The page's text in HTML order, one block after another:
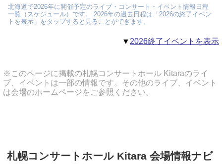
北海道で2026年に開催予定のライブ・コンサート・イベント情報日程
一覧（スケジュール）です。 2026年の過去日程は「2026の終了イベン
トを表示」をタップすると見ることができます。
▼ 2026終了イベントを表示
※このページに掲載の札幌コンサートホール Kitaraのライ
ブ、イベントは一部の情報です。その他のライブ、イベント
は会場のホームページをご参照ください。
札幌コンサートホール Kitara 会場情報ナビ